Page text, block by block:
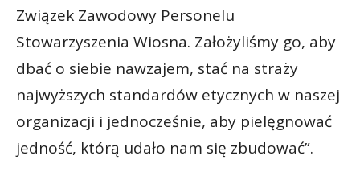
Związek Zawodowy Personelu
Stowarzyszenia Wiosna. Założyliśmy go, aby
dbać o siebie nawzajem, stać na straży
najwyższych standardów etycznych w naszej
organizacji i jednocześnie, aby pielęgnować
jedność, którą udało nam się zbudować”.